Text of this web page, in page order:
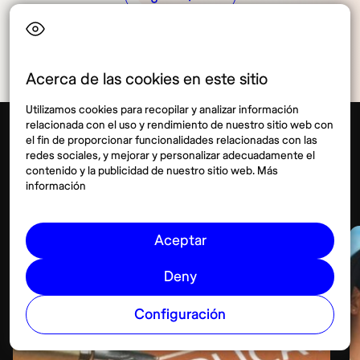
Acerca de las cookies en este sitio
Utilizamos cookies para recopilar y analizar información
relacionada con el uso y rendimiento de nuestro sitio web con
el fin de proporcionar funcionalidades relacionadas con las
redes sociales, y mejorar y personalizar adecuadamente el
contenido y la publicidad de nuestro sitio web. Más
información
Aceptar
Deny
Configuración
Visas